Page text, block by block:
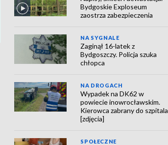
Bydgoskie Exploseum
zaostrza zabezpieczenia
NA SYGNALE
Zaginął 16-latek z
Bydgoszczy. Policja szuka
chłopca
NA DROGACH
Wypadek na DK62 w
powiecie inowrocławskim.
Kierowca zabrany do szpitala
[zdjęcia]
SPOŁECZNE